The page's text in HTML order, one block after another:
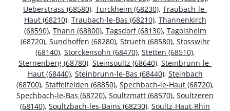
Ueberstrass (68580), Turckheim (68230), Traubach-le-
Haut (68210), Traubach-le-Bas (68210), Thannenkirch
(68590), Thann (68800), Tagsdorf (68130), Tagolsheim
(68720), Sundhoffen (68280), Strueth (68580), Stosswihr
(68140), Storckensohn (68470), Stetten (68510),
Sternenberg (68780), Steinsoultz (68640), Steinbrunn-le-
Haut (68440), Steinbrunn-le-Bas (68440), Steinbach
(68700), Staffelfelden (68850), Spechbach-le-Haut (68720),
Spechbach-le-Bas (68720), Soultzmatt (68570), Soultzeren
(68140), Soultzbach-les-Bains (68230), Soultz-Haut-Rhin